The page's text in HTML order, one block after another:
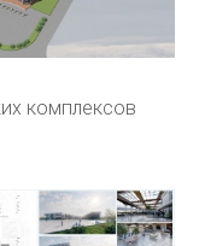
комплексов